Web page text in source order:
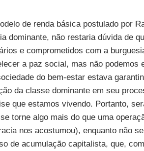
de renda básica postulado por
dominante, não restaria dúvida de
e comprometidos com a
a paz social, mas não podemos
do bem-estar estava
da classe dominante em seu
que estamos vivendo. Portanto,
torne algo mais do que uma
nos acostumou), enquanto não
de acumulação capitalista, que,